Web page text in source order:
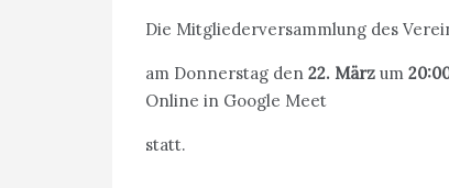
Die Mitgliederversammlung des
am Donnerstag den 22. März um
Online in Google Meet
statt.